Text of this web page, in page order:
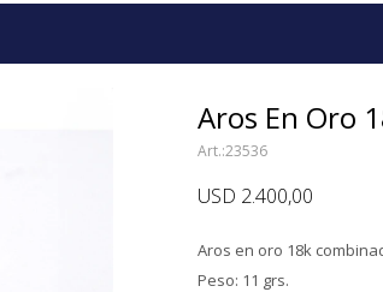
Aros En Oro
23536
USD 2.400,00
Aros en oro 18k
Peso: 11 grs.